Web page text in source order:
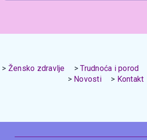
Žensko zdravlje Trudnoća i porod
Novosti
Kontakt